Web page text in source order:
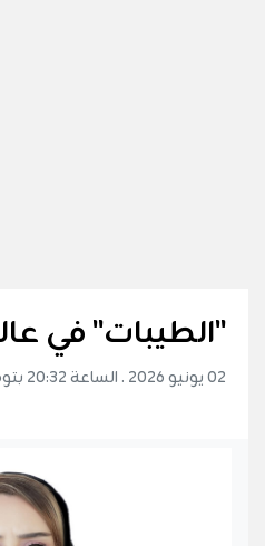
"الطيبات" في
02 يونيو 2026 . الساعة 20:32 بتوقيت مسقط